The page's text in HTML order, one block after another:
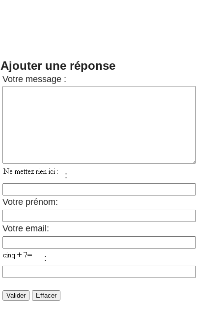
Ajouter une réponse
Votre message :
:
Votre prénom:
Votre email:
: